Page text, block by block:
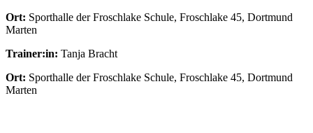
Ort: Sporthalle der Froschlake Schule, Froschlake 45, Dortmund
Marten
Trainer:in: Tanja Bracht
Ort: Sporthalle der Froschlake Schule, Froschlake 45, Dortmund
Marten